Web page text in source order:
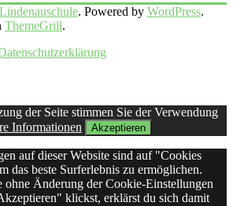
Lindenauschule. Powered by WordPress.
ThemeGrill.
der Seite stimmen Sie der Verwendung
Informationen Akzeptieren
auf dieser Website sind auf "Cookies
das beste Surferlebnis zu ermöglichen.
ohne Änderung der Cookie-Einstellungen
klickst, erklärst du sich damit